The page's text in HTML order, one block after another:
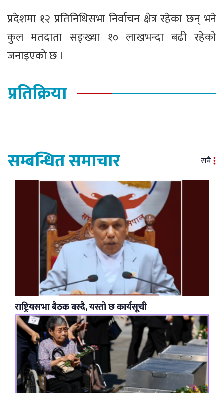
प्रदेशमा १२ प्रतिनिधिसभा निर्वाचन क्षेत्र रहेका छन् भने
कुल मतदाता सङ्ख्या १० लाखभन्दा बढी रहेको
जनाइएको छ ।
प्रतिक्रिया
सम्बन्धित समाचार सबै
राष्ट्रियसभा बैठक बस्दै, यस्तो छ कार्यसूची